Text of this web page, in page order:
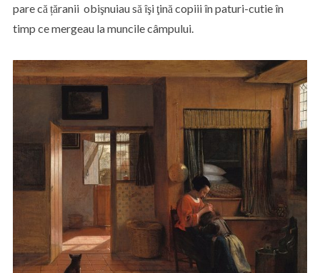
pare că țăranii obişnuiau să îşi ţină copiii în paturi-cutie în
timp ce mergeau la muncile câmpului.